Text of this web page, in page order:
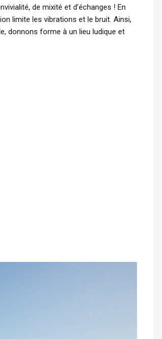
de mixité et d’échanges ! En
limite les vibrations et le bruit. Ainsi,
donnons forme à un lieu ludique et